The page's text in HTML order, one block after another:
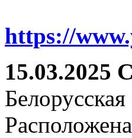
https://
15.03.2025